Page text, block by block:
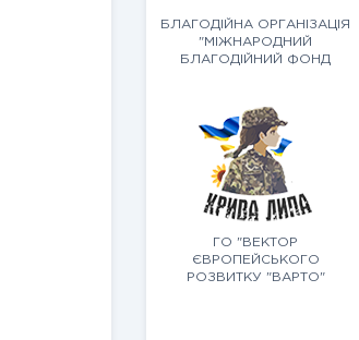
БЛАГОДІЙНА ОРГАНІЗАЦІЯ
"МІЖНАРОДНИЙ
БЛАГОДІЙНИЙ ФОНД
ГО "ВЕКТОР
ЄВРОПЕЙСЬКОГО
РОЗВИТКУ "ВАРТО"